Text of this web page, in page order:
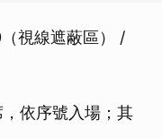
視線遮蔽區） /
，依序號入場；其